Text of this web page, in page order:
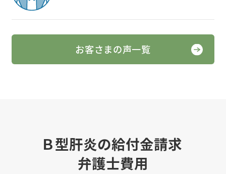
お客さまの声一覧
Ｂ型肝炎の給付金請求
弁護士費用